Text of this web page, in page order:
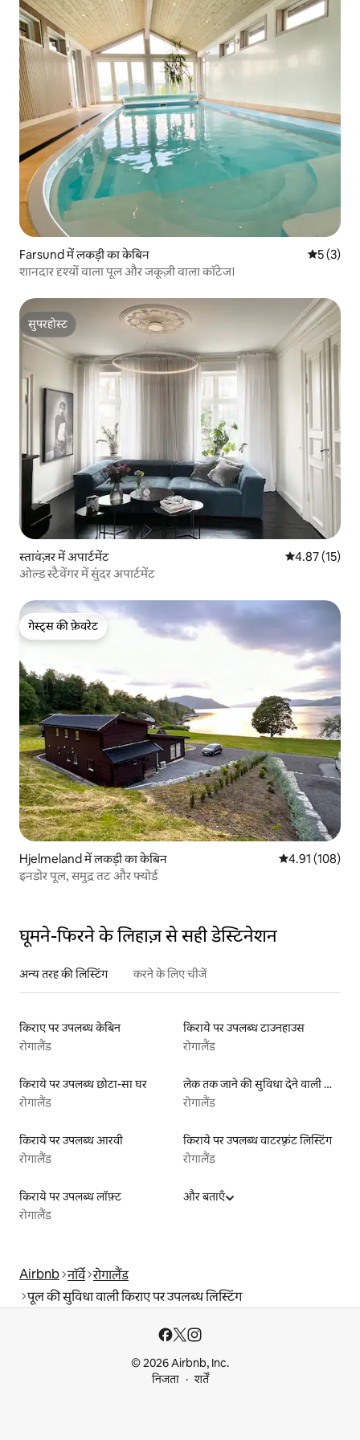
Farsund में लकड़ी का केबिन औसत रेटिंग
5 (3)
शानदार दृश्यों वाला पूल और जकूज़ी वाला कॉटेज।
सुपरहोस्ट
सुपरहोस्ट
स्तावंज़र में अपार्टमेंट औसत रेटिंग 5 में
4.87 (15)
ओल्ड स्टैवेंगर में सुंदर अपार्टमेंट
गेस्ट्स की फ़ेवरेट
गेस्ट्स की फ़ेवरेट
Hjelmeland में लकड़ी का केबिन औसत रेटिंग 5 में से
4.91 (108)
इनडोर पूल, समुद्र तट और फ्योर्ड
घूमने-फिरने के लिहाज़ से सही डेस्टिनेशन
अन्य तरह की लिस्टिंग करने के लिए चीजें
किराए पर उपलब्ध केबिन
रोगालैंड
किराये पर उपलब्ध टाउनहाउस
रोगालैंड
किराये पर उपलब्ध छोटा-सा घर
रोगालैंड
लेक तक जाने की सुविधा देने वाली किराये पर उपलब्ध लिस्टिंग
रोगालैंड
किराये पर उपलब्ध आरवी
रोगालैंड
किराये पर उपलब्ध वाटरफ़्रंट लिस्टिंग
रोगालैंड
किराये पर उपलब्ध लॉफ़्ट
रोगालैंड
और बताएँ
Airbnb नॉर्वे रोगालैंड
पूल की सुविधा वाली किराए पर उपलब्ध लिस्टिंग
© 2026 Airbnb, Inc.
निजता
शर्तें